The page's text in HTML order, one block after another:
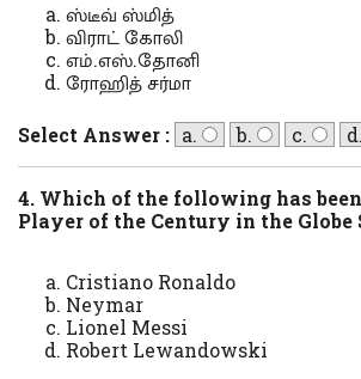
ஸ்டீவ் ஸ்மித்
விராட் கோலி
எம்.எஸ்.தோனி
ரோஹித் சர்மா
Select Answer : a. b. c.
4. Which of the following has
Player of the Century in the Globe
Cristiano Ronaldo
Neymar
Lionel Messi
Robert Lewandowski